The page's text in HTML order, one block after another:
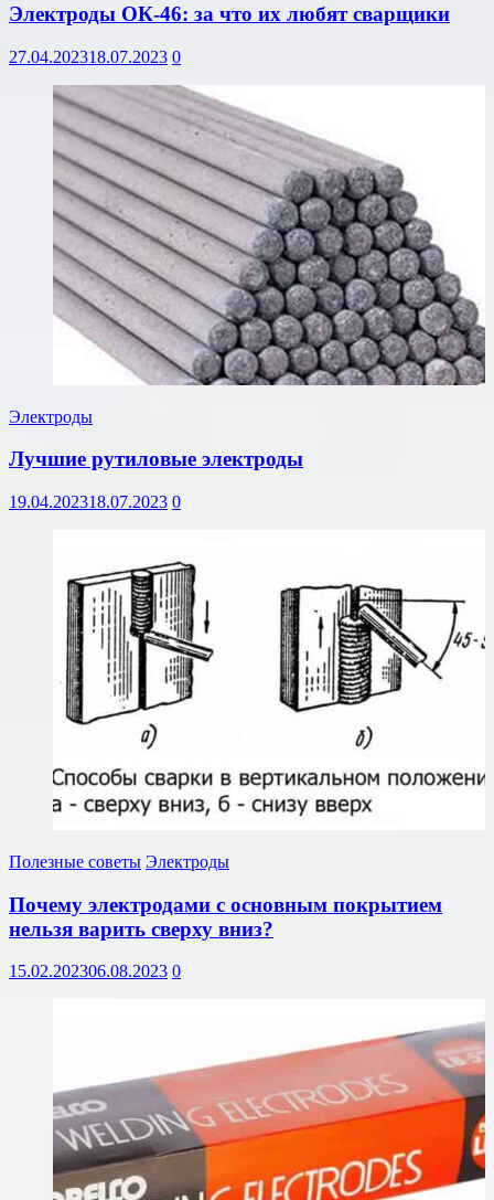
Электроды ОК-46: за что их любят сварщики
27.04.202318.07.2023 0
Электроды
Лучшие рутиловые электроды
19.04.202318.07.2023 0
Полезные советы Электроды
Почему электродами с основным покрытием
нельзя варить сверху вниз?
15.02.202306.08.2023 0